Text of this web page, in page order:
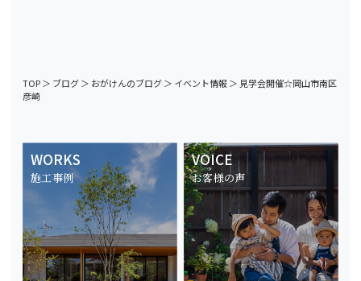
TOP＞ ブログ＞ おがけんのブログ＞ イベント情報 ＞ 見学会開催☆岡山市南区
彦崎
WORKS
施工事例
VOICE
お客様の声